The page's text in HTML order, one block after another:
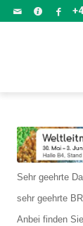
Sehr geehrte
sehr geehrte
Anbei finden